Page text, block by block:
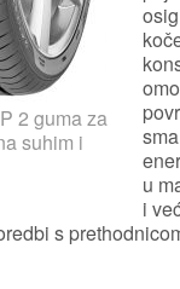
2 guma za
suhim i
u
i
s